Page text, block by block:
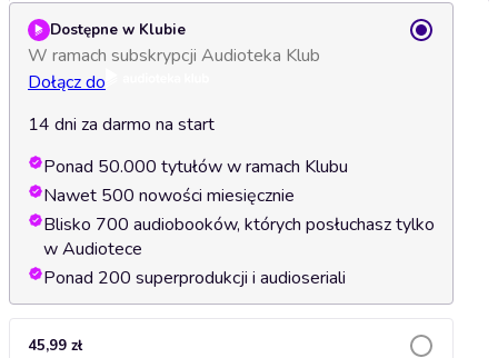
Dostępne w Klubie
W ramach subskrypcji Audioteka Klub
Dołącz do
14 dni za darmo na start
Ponad 50.000 tytułów w ramach Klubu
Nawet 500 nowości miesięcznie
Blisko 700 audiobooków, których posłuchasz tylko
w Audiotece
Ponad 200 superprodukcji i audioseriali
45,99 zł